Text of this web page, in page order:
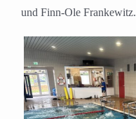
und Finn-Ole Frankewitz.